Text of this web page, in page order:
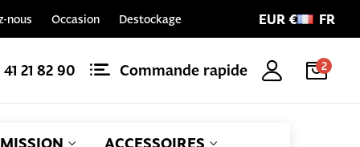
nous Occasion Destockage EUR € FR
41 21 82 90 Commande rapide 2